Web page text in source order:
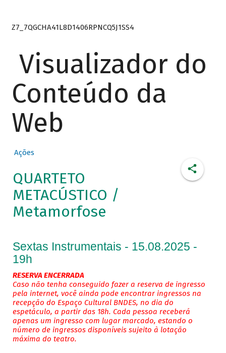
Z7_7QGCHA41L8D1406RPNCQ5J1SS4
Visualizador do
Conteúdo da
Web
Ações
QUARTETO
METACÚSTICO /
Metamorfose
Sextas Instrumentais - 15.08.2025 -
19h
RESERVA ENCERRADA
Caso não tenha conseguido fazer a reserva de ingresso
pela internet, você ainda pode encontrar ingressos na
recepção do Espaço Cultural BNDES, no dia do
espetáculo, a partir das 18h. Cada pessoa receberá
apenas um ingresso com lugar marcado, estando o
número de ingressos disponíveis sujeito à lotação
máxima do teatro.